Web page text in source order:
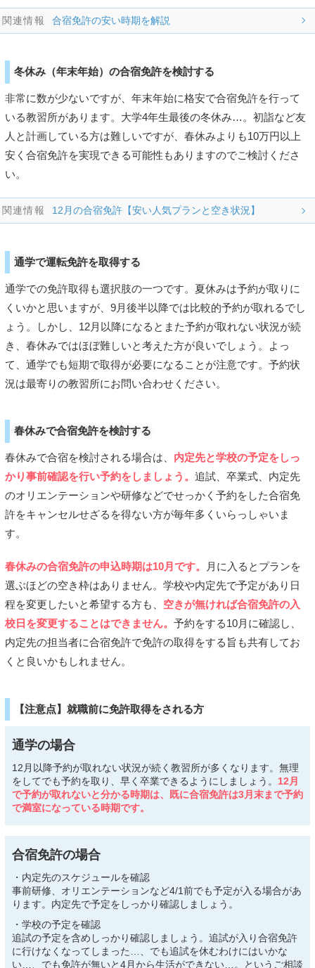
合宿免許の安い時期を解説
冬休み（年末年始）の合宿免許を検討する
非常に数が少ないですが、年末年始に格安で合宿免許を行って
いる教習所があります。大学4年生最後の冬休み…。初詣など友
人と計画している方は難しいですが、春休みよりも10万円以上
安く合宿免許を実現できる可能性もありますのでご検討くださ
い。
12月の合宿免許【安い人気プランと空き状況】
通学で運転免許を取得する
通学での免許取得も選択肢の一つです。夏休みは予約が取りに
くいかと思いますが、9月後半以降では比較的予約が取れるでし
ょう。しかし、12月以降になるとまた予約が取れない状況が続
き、春休みではほぼ難しいと考えた方が良いでしょう。よっ
て、通学でも短期で取得が必要になることが注意です。予約状
況は最寄りの教習所にお問い合わせください。
春休みで合宿免許を検討する
春休みで合宿を検討される場合は、 内定先と学校の予定をしっ
かり事前確認を行い予約をしましょう。 追試、卒業式、内定先
のオリエンテーションや研修などでせっかく予約をした合宿免
許をキャンセルせざるを得ない方が毎年多くいらっしゃいま
す。
春休みの合宿免許の申込時期は10月です。
月に入るとプランを
選ぶほどの空き枠はありません。学校や内定先で予定があり日
程を変更したいと希望する方も、 空きが無ければ合宿免許の入
校日を変更することはできません。 予約をする10月に確認し、
内定先の担当者に合宿免許で免許の取得をする旨も共有してお
くと良いかもしれません。
【注意点】就職前に免許取得をされる方
通学の場合
12月以降予約が取れない状況が続く教習所が多くなります。無理
をしてでも予約を取り、早く卒業できるようにしましょう。 12月
で予約が取れないと分かる時期は、既に合宿免許は3月末まで予約
で満室になっている時期です。
合宿免許の場合
・内定先のスケジュールを確認
事前研修、オリエンテーションなど4/1前でも予定が入る場合があ
ります。内定先で予定をしっかり確認しましょう。
・学校の予定を確認
追試の予定を含めしっかり確認しましょう。追試が入り合宿免許
に行けなくなってしまった…、でも追試を休むわけにはいかな
い…、でも免許が無いと4月から生活ができない…。というご相談